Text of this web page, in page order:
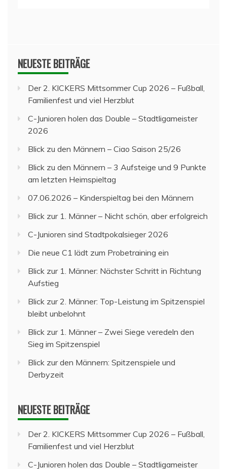
NEUESTE BEITRÄGE
Der 2. KICKERS Mittsommer Cup 2026 – Fußball,
Familienfest und viel Herzblut
C-Junioren holen das Double – Stadtligameister
2026
Blick zu den Männern – Ciao Saison 25/26
Blick zu den Männern – 3 Aufsteige und 9 Punkte
am letzten Heimspieltag
07.06.2026 – Kinderspieltag bei den Männern
Blick zur 1. Männer – Nicht schön, aber erfolgreich
C-Junioren sind Stadtpokalsieger 2026
Die neue C1 lädt zum Probetraining ein
Blick zur 1. Männer: Nächster Schritt in Richtung
Aufstieg
Blick zur 2. Männer: Top-Leistung im Spitzenspiel
bleibt unbelohnt
Blick zur 1. Männer – Zwei Siege veredeln den
Sieg im Spitzenspiel
Blick zur den Männern: Spitzenspiele und
Derbyzeit
NEUESTE BEITRÄGE
Der 2. KICKERS Mittsommer Cup 2026 – Fußball,
Familienfest und viel Herzblut
C-Junioren holen das Double – Stadtligameister